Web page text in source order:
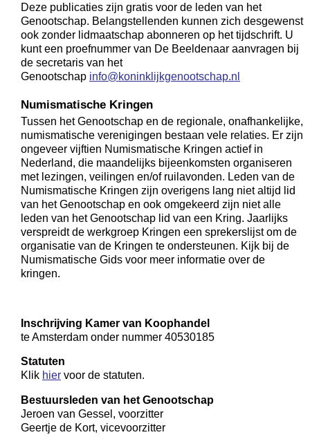
Deze publicaties zijn gratis voor de leden van het
Genootschap. Belangstellenden kunnen zich desgewenst
ook zonder lidmaatschap abonneren op het tijdschrift. U
kunt een proefnummer van De Beeldenaar aanvragen bij
de secretaris van het
Genootschap info@koninklijkgenootschap.nl
Numismatische Kringen
Tussen het Genootschap en de regionale, onafhankelijke,
numismatische verenigingen bestaan vele relaties. Er zijn
ongeveer vijftien Numismatische Kringen actief in
Nederland, die maandelijks bijeenkomsten organiseren
met lezingen, veilingen en/of ruilavonden. Leden van de
Numismatische Kringen zijn overigens lang niet altijd lid
van het Genootschap en ook omgekeerd zijn niet alle
leden van het Genootschap lid van een Kring. Jaarlijks
verspreidt de werkgroep Kringen een sprekerslijst om de
organisatie van de Kringen te ondersteunen. Kijk bij de
Numismatische Gids voor meer informatie over de
kringen.
Inschrijving Kamer van Koophandel
te Amsterdam onder nummer 40530185
Statuten
Klik hier voor de statuten.
Bestuursleden van het Genootschap
Jeroen van Gessel, voorzitter
Geertje de Kort, vicevoorzitter